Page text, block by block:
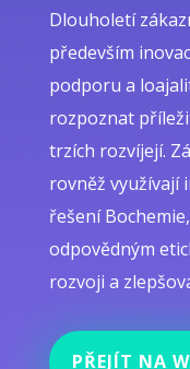
Dlouholetí
především
podporu a
rozpoznat
trzích rozvíjejí.
rovněž využívají
řešení
odpovědným
rozvoji a
PŘEJÍT NA